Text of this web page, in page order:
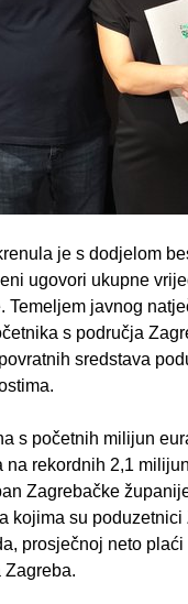
je s dodjelom
ugovori ukupne
Temeljem javnog
s područja
sredstava
s početnih milijun
na rekordnih 2,1
Zagrebačke
kojima su
prosječnoj neto
Zagreba.